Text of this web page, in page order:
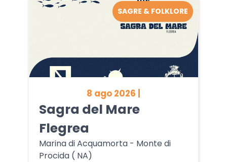
8 ago 2026 |
Sagra del Mare
Flegrea
Marina di Acquamorta - Monte di
Procida ( NA)
SAGRE & FOLKLORE